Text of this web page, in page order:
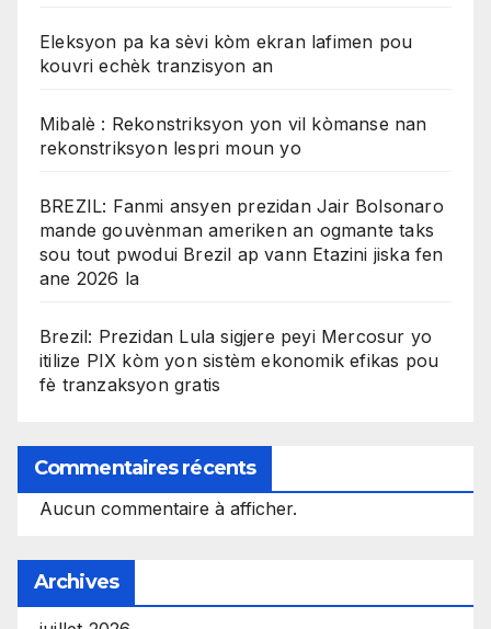
Eleksyon pa ka sèvi kòm ekran lafimen pou
kouvri echèk tranzisyon an
Mibalè : Rekonstriksyon yon vil kòmanse nan
rekonstriksyon lespri moun yo
BREZIL: Fanmi ansyen prezidan Jair Bolsonaro
mande gouvènman ameriken an ogmante taks
sou tout pwodui Brezil ap vann Etazini jiska fen
ane 2026 la
Brezil: Prezidan Lula sigjere peyi Mercosur yo
itilize PIX kòm yon sistèm ekonomik efikas pou
fè tranzaksyon gratis
Commentaires récents
Aucun commentaire à afficher.
Archives